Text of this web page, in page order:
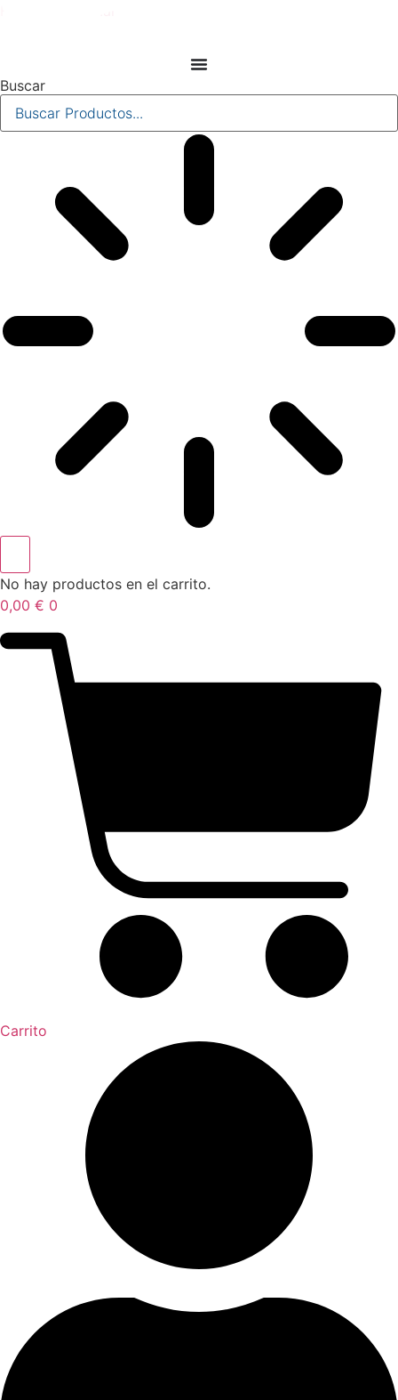
Buscar
No hay productos en el carrito.
0,00 € 0
Carrito